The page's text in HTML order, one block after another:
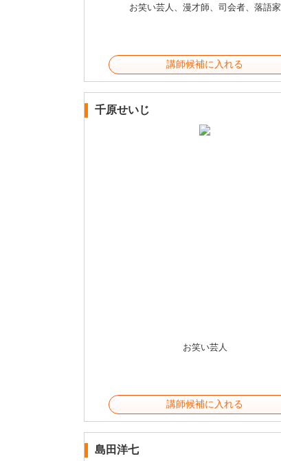
お笑い芸人、漫才師、司会者、落語家
講師候補に入れる
千原せいじ
お笑い芸人
講師候補に入れる
島田洋七